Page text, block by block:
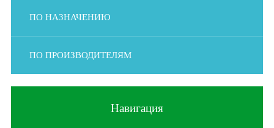
ПО НАЗНАЧЕНИЮ
ПО ПРОИЗВОДИТЕЛЯМ
Навигация